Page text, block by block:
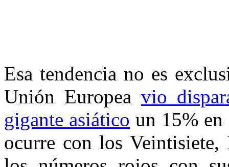
Esa tendencia no es
Unión Europea vio
gigante asiático un 15%
ocurre con los Veintisiete,